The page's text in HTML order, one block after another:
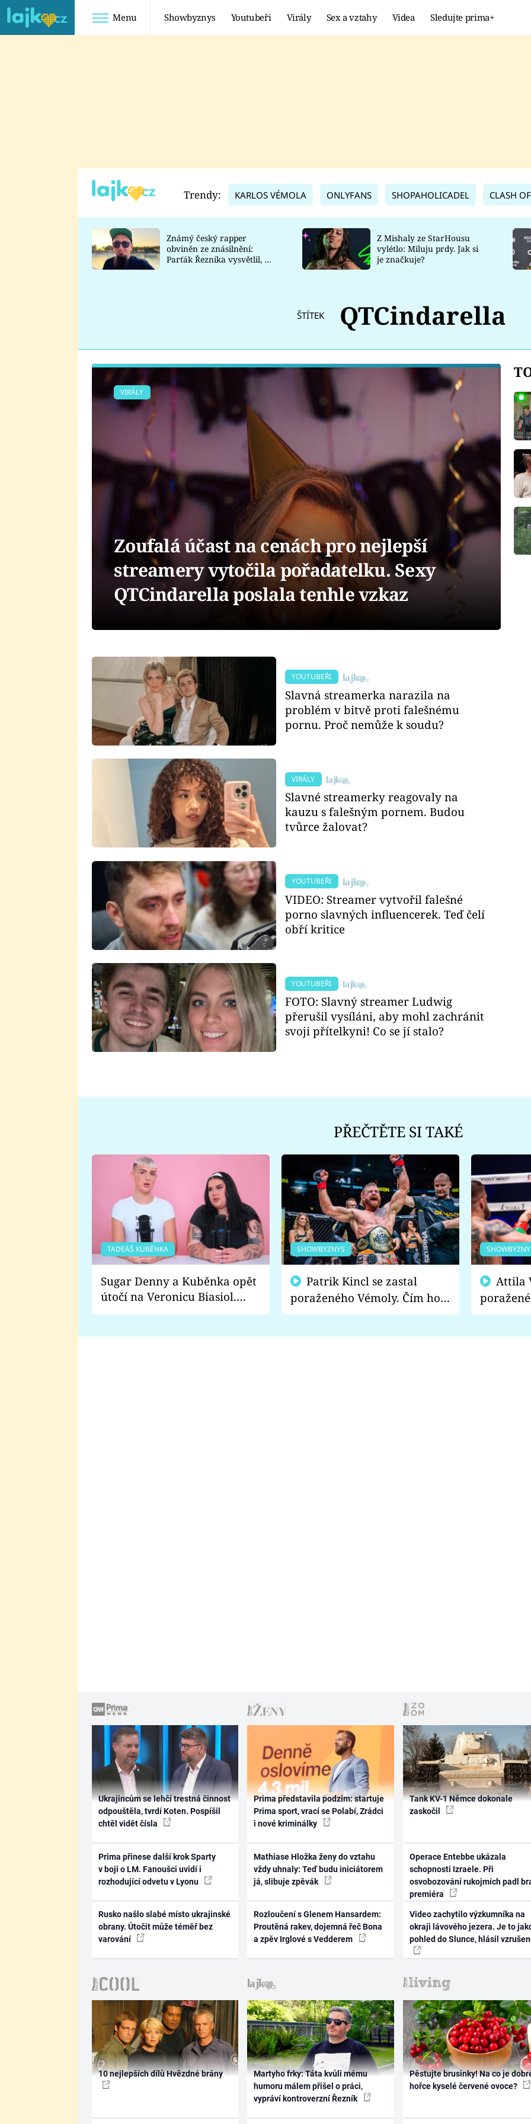
Menu Showbyznys Youtubeři Virály Sex a vztahy Videa Sledujte prima+
TADEÁŠ KUBĚNKA
DATEL
Trendy: KARLOS VÉMOLA ONLYFANS SHOPAHOLICADEL CLASH
Známý český rapper
obviněn ze znásilnění:
Parťák Řezníka vysvětlil, co
Z Mishaly ze StarHousu
vylétlo: Miluju prdy. Jak si
je značkuje?
ŠTÍTEK QTCindarella
VIRÁLY
Zoufalá účast na cenách pro nejlepší
streamery vytočila pořadatelku. Sexy
QTCindarella poslala tenhle vzkaz
YOUTUBEŘI
Slavná streamerka narazila na
problém v bitvě proti falešnému
pornu. Proč nemůže k soudu?
VIRÁLY
Slavné streamerky reagovaly na
kauzu s falešným pornem. Budou
tvůrce žalovat?
YOUTUBEŘI
VIDEO: Streamer vytvořil falešné
porno slavných influencerek. Teď čelí
obří kritice
YOUTUBEŘI
FOTO: Slavný streamer Ludwig
přerušil vysíláni, aby mohl zachránit
svoji přítelkyni! Co se jí stalo?
PŘEČTĚTE SI TAKÉ
TADEÁŠ KUBĚNKA
Sugar Denny a Kuběnka opět
útočí na Veronicu Biasiol.
Proč je podle nich falešná a
SHOWBYZNYS
poraženého Vémoly. Čím ho
fanoušci naštvali?
chce
Ukrajincům se lehčí trestná činnost
odpouštěla, tvrdí Koten. Pospíšil
chtěl vidět čísla
Prima přinese další krok Sparty
v boji o LM. Fanoušci uvidí i
rozhodující odvetu v Lyonu
Rusko našlo slabé místo ukrajinské
obrany. Útočit může téměř bez
varování
Prima představila podzim: startuje
Prima sport, vrací se Polabí, Zrádci
i nové kriminálky
Mathiase Hložka ženy do vztahu
vždy uhnaly: Teď budu iniciátorem
já, slibuje zpěvák
Rozloučení s Glenem Hansardem:
Proutěná rakev, dojemná řeč Bona
a zpěv Irglové s Vedderem
Tank KV-1 Němce dokonale
zaskočil
Operace Entebbe ukázala
schopnosti Izraele. Při
osvobozování rukojmích padl
premiéra
Video zachytilo výzkumníka na
okraji lávového jezera. Je to
pohled do Slunce, hlásil
10 nejlepších dílů Hvězdné brány
Martyho frky: Táta kvůli mému
humoru málem přišel o práci,
vypráví kontroverzní Řezník
Pěstujte brusinky! Na co je
hořce kyselé červené ovoce?